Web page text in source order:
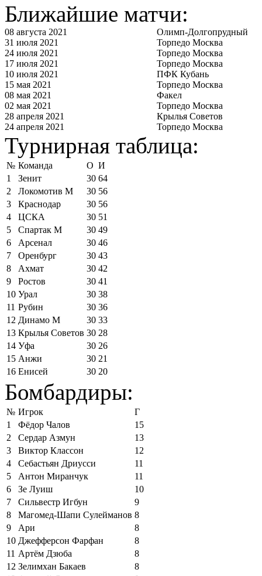
Ближайшие матчи:
08 августа 2021
Олимп-Долгопрудный
31 июля 2021
Торпедо Москва
24 июля 2021
Торпедо Москва
17 июля 2021
Торпедо Москва
10 июля 2021
ПФК Кубань
15 мая 2021
Торпедо Москва
08 мая 2021
Факел
02 мая 2021
Торпедо Москва
28 апреля 2021
Крылья Советов
24 апреля 2021
Торпедо Москва
Турнирная таблица:
№ Команда О И
1
Зенит 30 64
2
Локомотив М 30 56
3
Краснодар 30 56
4
ЦСКА 30 51
5
Спартак М 30 49
6
Арсенал 30 46
7
Оренбург 30 43
8
Ахмат 30 42
9
Ростов 30 41
10 Урал 30 38
11 Рубин 30 36
12 Динамо М 30 33
13 Крылья Советов 30 28
14 Уфа 30 26
15 Анжи 30 21
16 Енисей 30 20
Бомбардиры:
№ Игрок
Г
1
Фёдор Чалов
15
2
Сердар Азмун
13
3
Виктор Классон
12
4
Себастьян Дриусси
11
5
Антон Миранчук
11
6
Зе Луиш
10
7
Сильвестр Игбун
9
8
Магомед-Шапи Сулейманов 8
9
Ари
8
10 Джефферсон Фарфан
8
11 Артём Дзюба
8
12 Зелимхан Бакаев
8